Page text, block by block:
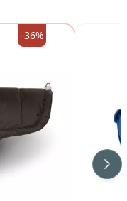
-36%